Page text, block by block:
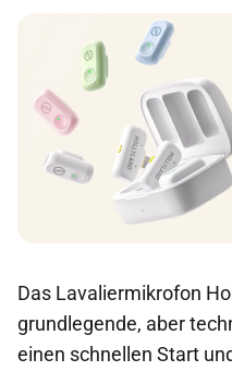
Das Lavaliermikrofon
grundlegende, aber
einen schnellen Start